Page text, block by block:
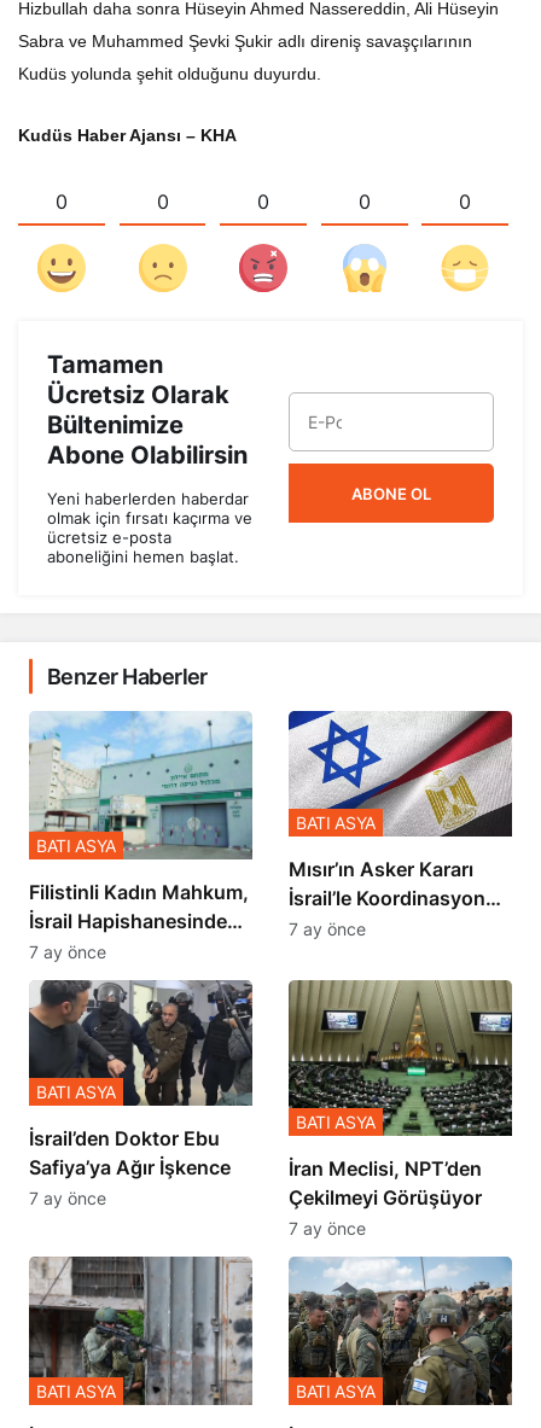
Hizbullah daha sonra Hüseyin Ahmed Nassereddin, Ali Hüseyin
Sabra ve Muhammed Şevki Şukir adlı direniş savaşçılarının
Kudüs yolunda şehit olduğunu duyurdu.
Kudüs Haber Ajansı – KHA
0 0 0 0 0
Tamamen
Ücretsiz Olarak
Bültenimize
Abone Olabilirsin
Yeni haberlerden haberdar
olmak için fırsatı kaçırma ve
ücretsiz e-posta
aboneliğini hemen başlat.
ABONE OL
Benzer Haberler
Filistinli Kadın Mahkum,
İsrail Hapishanesindeki
Zulmü Anlattı
BATI ASYA
7 ay önce
Mısır’ın Asker Kararı
İsrail’le Koordinasyon
İçinde Gerçekleşmiş
BATI ASYA
7 ay önce
İsrail’den Doktor Ebu
Safiya’ya Ağır İşkence
BATI ASYA
7 ay önce
İran Meclisi, NPT’den
Çekilmeyi Görüşüyor
BATI ASYA
7 ay önce
BATI ASYA BATI ASYA